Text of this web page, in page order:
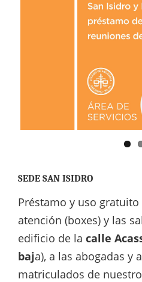
SEDE SAN ISIDRO
Préstamo y uso
atención (boxes) y las
edificio de la calle
baja), a las abogadas y
matriculados de